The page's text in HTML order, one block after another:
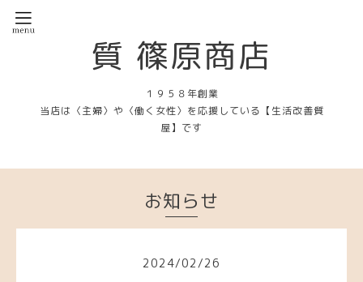
質 篠原商店
１９５８年創業
当店は〈主婦〉や〈働く女性〉を応援している【生活改善質
屋】です
お知らせ
2024/02/26